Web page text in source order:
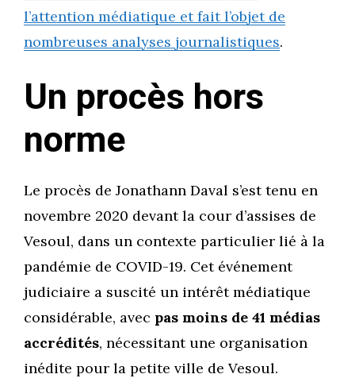
l’attention médiatique et fait l’objet de
nombreuses analyses journalistiques.
Un procès hors
norme
Le procès de Jonathann Daval s’est tenu en
novembre 2020 devant la cour d’assises de
Vesoul, dans un contexte particulier lié à la
pandémie de COVID-19. Cet événement
judiciaire a suscité un intérêt médiatique
considérable, avec pas moins de 41 médias
accrédités, nécessitant une organisation
inédite pour la petite ville de Vesoul.